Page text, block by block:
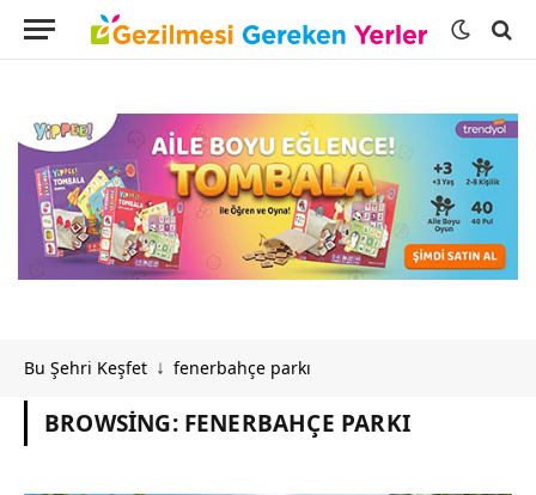
Bu Şehri Keşfet ↓ fenerbahçe parkı
BROWSING: FENERBAHÇE PARKI